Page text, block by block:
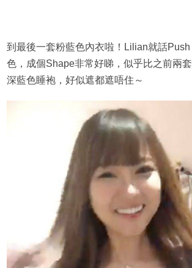
到最後一套粉藍色內衣啦！Lilian就話Push
色，成個Shape非常好睇，似乎比之前兩
深藍色睡袍，好似遮都遮唔住～